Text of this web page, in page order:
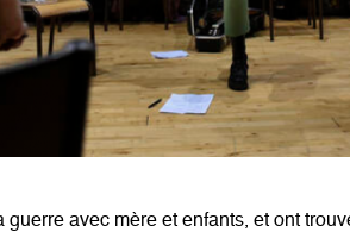
avec mère et enfants, et ont